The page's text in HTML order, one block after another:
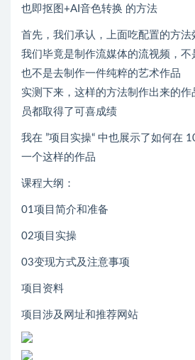
也即抠图+AI音色转换 的方法
首先，我们承认，上面吃配置的方法
我们毕竟是制作流媒体的流视频，不
也不是去制作一件纯粹的艺术作品
实测下来，这样的方法制作出来的
员都取得了可喜成绩
我在 ”项目实操“ 中也展示了如何在
一个这样的作品
课程大纲：
01项目简介和准备
02项目实操
03变现方式及注意事项
项目资料
项目涉及网址和推荐网站